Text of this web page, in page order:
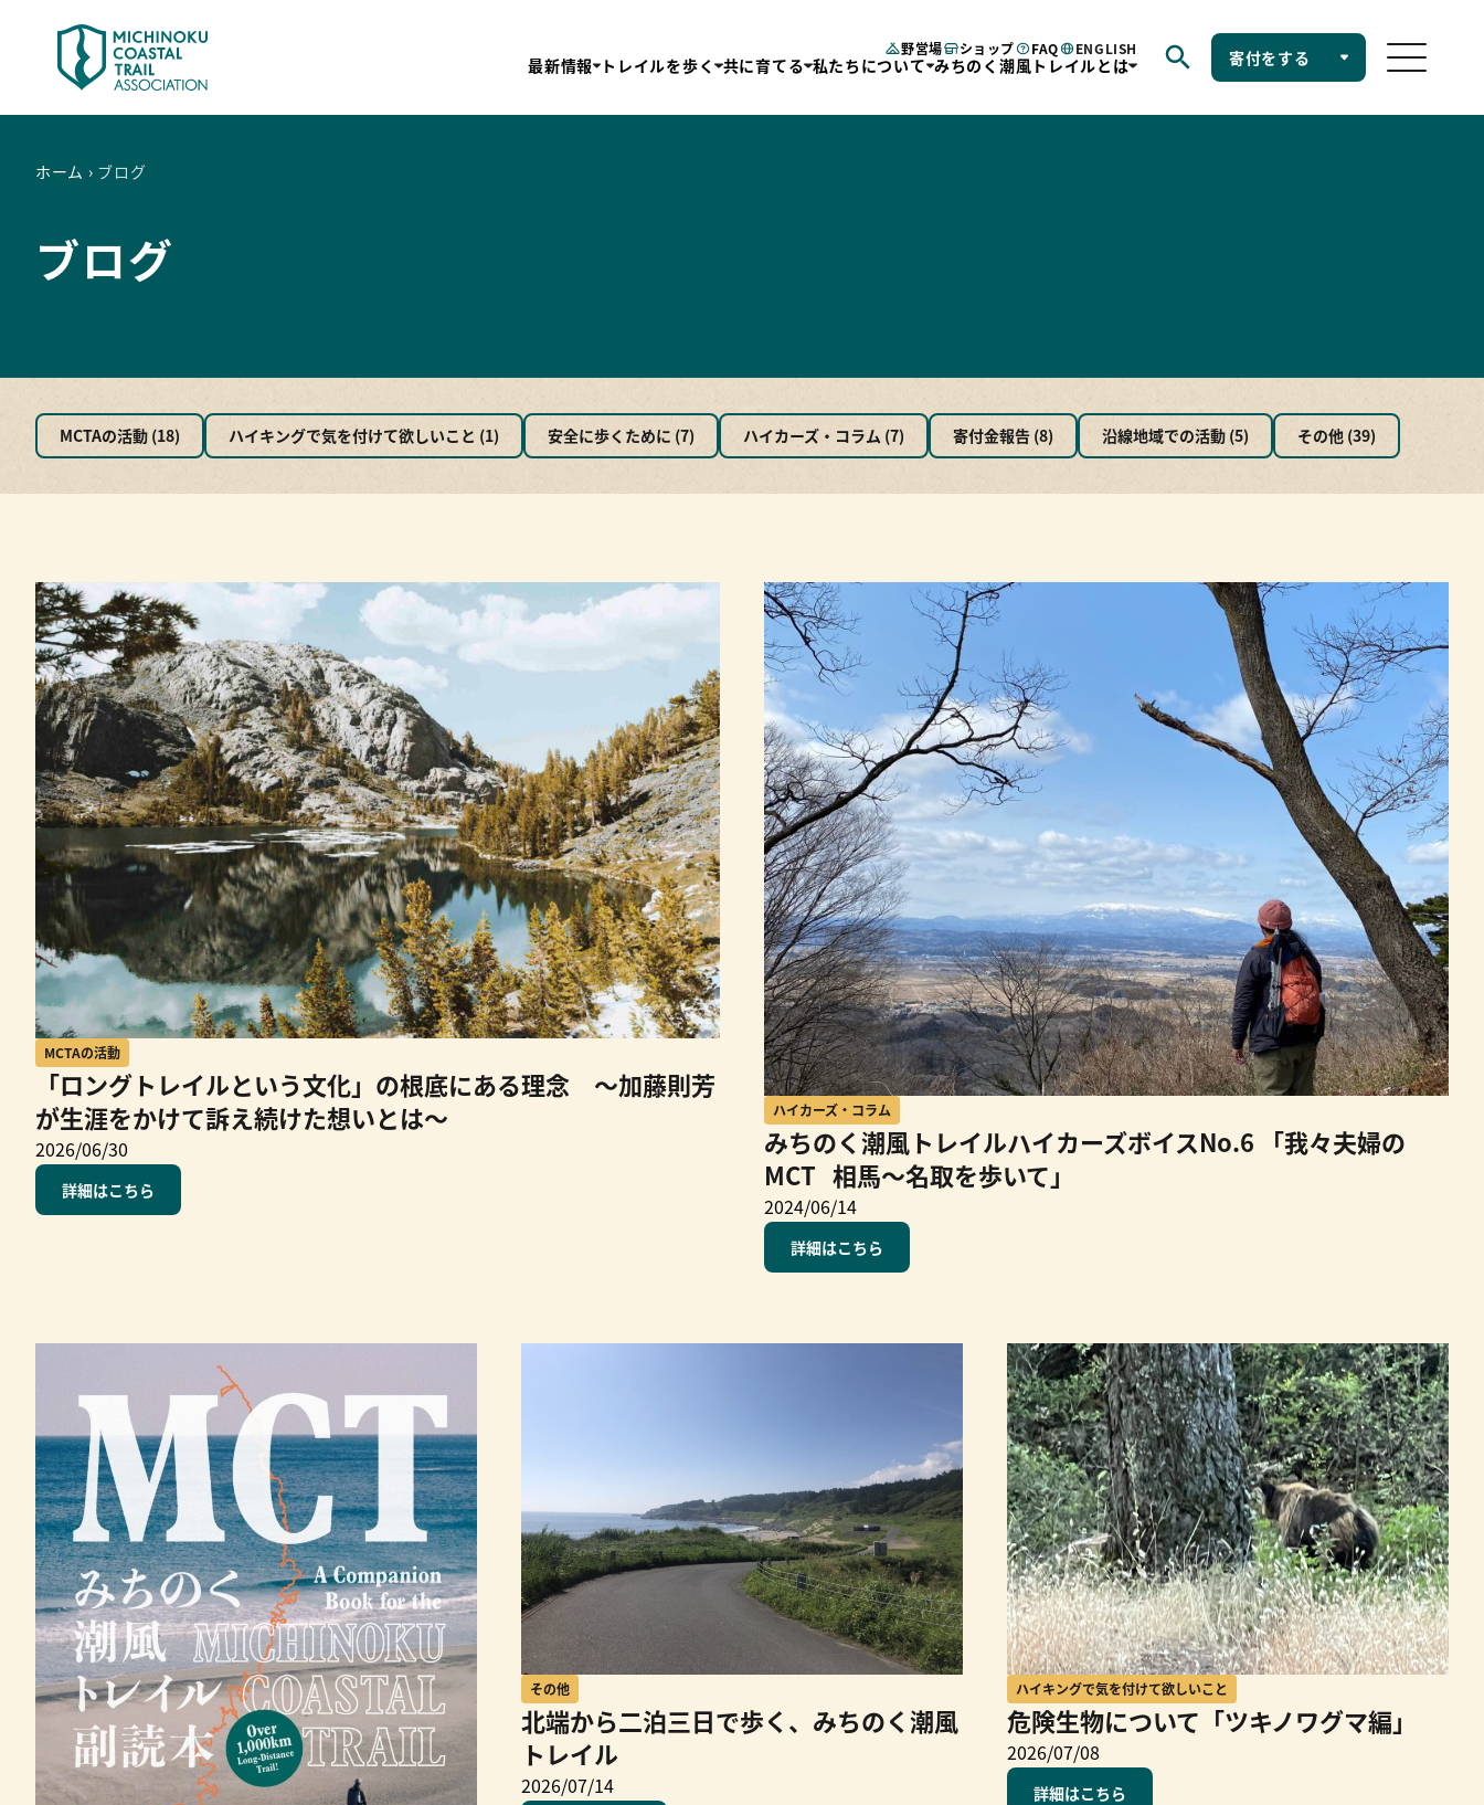
野営場 ショップ FAQ ENGLISH
最新情報 トレイルを歩く 共に育てる 私たちについて みちのく潮風トレイルとは 寄付をする
ホーム › ブログ
ブログ
MCTAの活動 (18) ハイキングで気を付けて欲しいこと (1) 安全に歩くために (7) ハイカーズ・コラム (7) 寄付金報告 (8) 沿線地域での活動 (5) その他 (39)
MCTAの活動
「ロングトレイルという文化」の根底にある理念 ～加藤則芳
が生涯をかけて訴え続けた想いとは～
2026/06/30
詳細はこちら
ハイカーズ・コラム
みちのく潮風トレイルハイカーズボイスNo.6 「我々夫婦の
MCT 相馬〜名取を歩いて」
2024/06/14
詳細はこちら
その他
北端から二泊三日で歩く、みちのく潮風
トレイル
2026/07/14
ハイキングで気を付けて欲しいこと
危険生物について「ツキノワグマ編」
2026/07/08
詳細はこちら